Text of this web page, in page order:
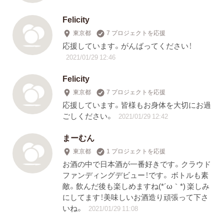
Felicity
東京都 7 プロジェクトを応援
応援しています。がんばってください！
2021/01/29 12:46
Felicity
東京都 7 プロジェクトを応援
応援しています。皆様もお身体を大切にお過
ごしください。
2021/01/29 12:42
まーむん
東京都 1 プロジェクトを応援
お酒の中で日本酒が一番好きです。クラウド
ファンディングデビュー！です。 ボトルも素
敵。飲んだ後も楽しめますね(*´ω｀*) 楽しみ
にしてます！美味しいお酒造り頑張って下さ
いね。
2021/01/29 11:08